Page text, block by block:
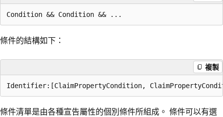
條件的結構如下：
複製
條件清單是由各種宣告屬性的個別條件所組成。 條件可以有選